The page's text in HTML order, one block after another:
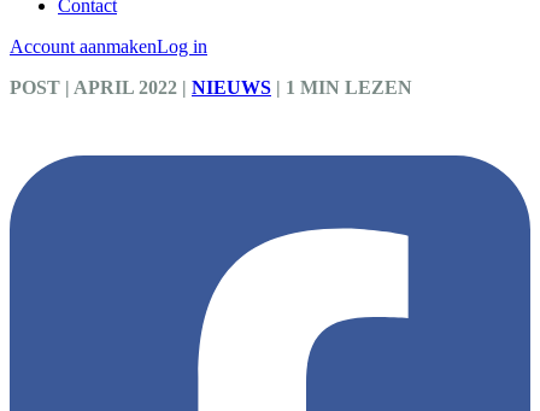
Contact
Account aanmakenLog in
POST | APRIL 2022 | NIEUWS | 1 MIN LEZEN